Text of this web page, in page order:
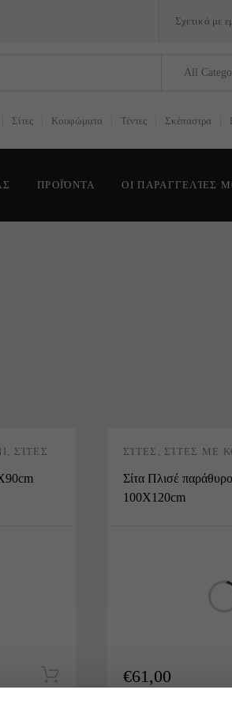
Σχετικά με
All
Σίτες Κουφώματα Τέντες Σκέπαστρα
ΠΡΟΪΌΝΤΑ ΟΙ ΠΑΡΑΓΓΕΛΊΕΣ
, ΣΊΤΕΣ
ΣΊΤΕΣ , ΣΊΤΕΣ ΜΕ
ΠΛΙΣΈ
Σίτα Πλισέ
100Χ120cm
€61,00